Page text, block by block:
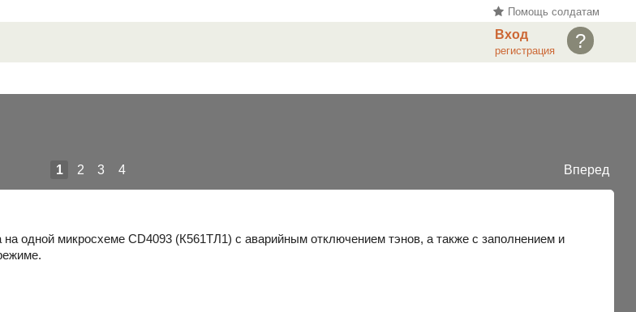
Помощь солдатам
?
Вход
регистрация
Вперед
1 2 3 4
на одной микросхеме CD4093 (К561ТЛ1) с аварийным отключением тэнов, а также с заполнением и